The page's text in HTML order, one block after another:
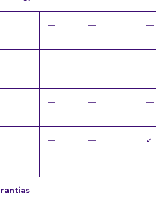
— — —
— — —
— — —
— — ✓